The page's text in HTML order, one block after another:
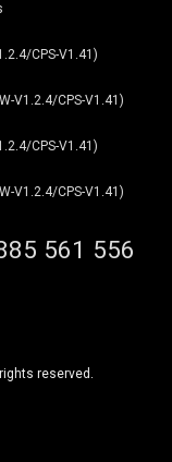
CPS-V1.41)
V1.2.4/CPS-V1.41)
CPS-V1.41)
V1.2.4/CPS-V1.41)
561 556
reserved.